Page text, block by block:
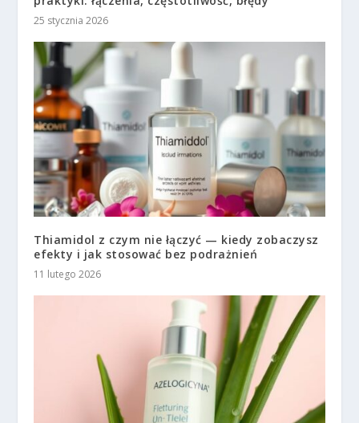
25 stycznia 2026
Thiamidol z czym nie łączyć — kiedy zobaczysz
efekty i jak stosować bez podrażnień
11 lutego 2026